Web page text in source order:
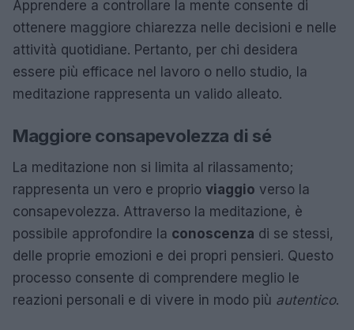
Apprendere a controllare la mente consente di
ottenere maggiore chiarezza nelle decisioni e nelle
attività quotidiane. Pertanto, per chi desidera
essere più efficace nel lavoro o nello studio, la
meditazione rappresenta un valido alleato.
Maggiore consapevolezza di sé
La meditazione non si limita al rilassamento;
rappresenta un vero e proprio viaggio verso la
consapevolezza. Attraverso la meditazione, è
possibile approfondire la conoscenza di se stessi,
delle proprie emozioni e dei propri pensieri. Questo
processo consente di comprendere meglio le
reazioni personali e di vivere in modo più autentico.